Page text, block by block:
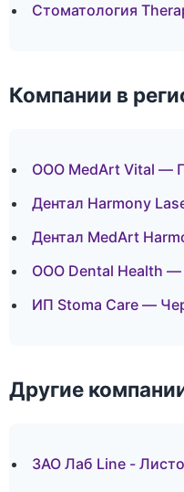
Стоматология
Компании в
ООО MedArt Vital —
Дентал Harmony
Дентал MedArt
ООО Dental Health —
ИП Stoma Care —
Другие
ЗАО Лаб Line -